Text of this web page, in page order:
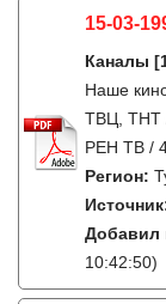
15-03-
Каналы
Наше
ТВЦ, ТНТ
РЕН ТВ /
Регион:
Добавил
10:42:50)